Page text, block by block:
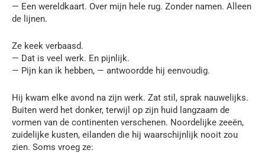
— Een wereldkaart. Over mijn hele rug. Zonder namen. Alleen
de lijnen.
Ze keek verbaasd.
— Dat is veel werk. En pijnlijk.
— Pijn kan ik hebben, — antwoordde hij eenvoudig.
Hij kwam elke avond na zijn werk. Zat stil, sprak nauwelijks.
Buiten werd het donker, terwijl op zijn huid langzaam de
vormen van de continenten verschenen. Noordelijke zeeën,
zuidelijke kusten, eilanden die hij waarschijnlijk nooit zou
zien. Soms vroeg ze: